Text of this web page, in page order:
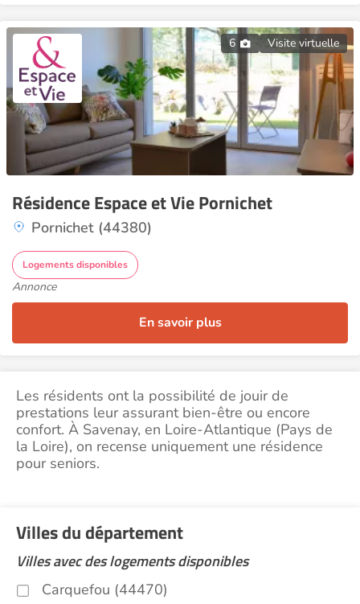
6 Visite virtuelle
Résidence Espace et Vie Pornichet
Pornichet (44380)
Logements disponibles
Annonce
En savoir plus
Les résidents ont la possibilité de jouir de
prestations leur assurant bien-être ou encore
confort. À Savenay, en Loire-Atlantique (Pays de
la Loire), on recense uniquement une résidence
pour seniors.
Villes du département
Villes avec des logements disponibles
Carquefou (44470)